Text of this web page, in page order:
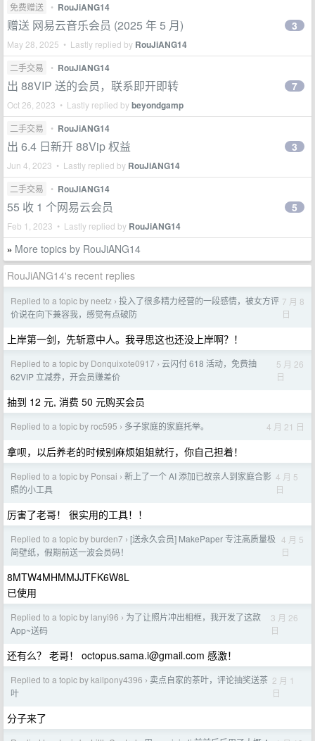
免费赠送 • RouJiANG14
赠送 网易云音乐会员 (2025 年 5 月)
May 28, 2025 • Lastly replied by RouJiANG14
3
二手交易 • RouJiANG14
出 88VIP 送的会员，联系即开即转
Oct 26, 2023 • Lastly replied bybeyondgamp
7
二手交易 • RouJiANG14
出 6.4 日新开 88Vip 权益
Jun 4, 2023 • Lastly replied by RouJiANG14
3
二手交易 • RouJiANG14
55 收 1 个网易云会员
Feb 1, 2023 • Lastly replied by RouJiANG14
5
» More topics by RouJiANG14
RouJiANG14's recent replies
Replied to a topic by neetz › 投入了很多精力经营的一段感情，被女方评
价说在向下兼容我，感觉有点破防
7 月 8
日
上岸第一剑，先斩意中人。我寻思这也还没上岸啊？！
Replied to a topic by Donquixote0917 › 云闪付 618 活动，免费抽
62VIP 立减券，开会员赚差价
5 月 26
日
抽到 12 元, 消费 50 元购买会员
Replied to a topic by roc595 › 多子家庭的家庭托举。 4 月 21 日
拿呗，以后养老的时候别麻烦姐姐就行，你自己担着！
Replied to a topic by Ponsai › 新上了一个 AI 添加已故亲人到家庭合影
照的小工具
4 月 5
日
厉害了老哥！ 很实用的工具！！
Replied to a topic by burden7 › [送永久会员] MakePaper 专注高质量极
简壁纸，假期前送一波会员码！
4 月 5
日
8MTW4MHMMJJTFK6W8L
已使用
Replied to a topic by lanyi96 › 为了让照片冲出相框，我开发了这款
App~送码
3 月 26
日
还有么？ 老哥！ octopus.sama.i@gmail.com 感激！
Replied to a topic by kailpony4396 › 卖点自家的茶叶，评论抽奖送茶
叶
2 月 1
日
分子来了